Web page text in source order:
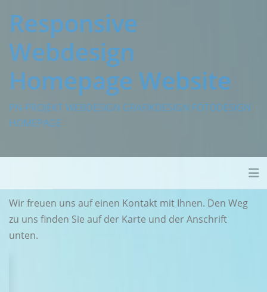
content
Responsive
Webdesign
Homepage Website
PN-PROJEKT WEBDESIGN GRAFIKDESIGN FOTODESIGN
HOMEPAGE
Wir freuen uns auf einen Kontakt mit Ihnen. Den Weg
zu uns finden Sie auf der Karte und der Anschrift
unten.